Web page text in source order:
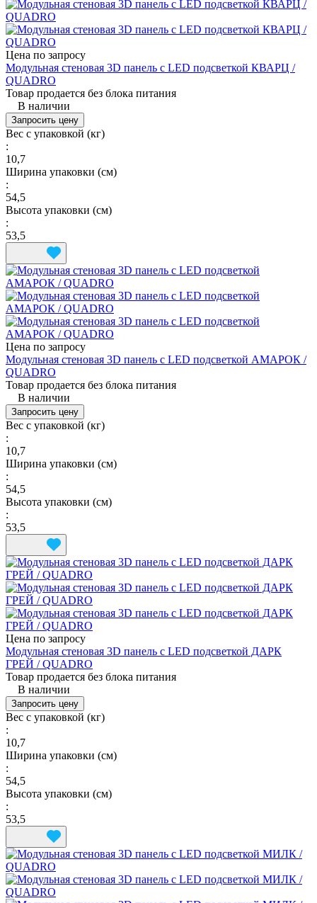
Цена по запросу
Модульная стеновая 3D панель с LED подсветкой КВАРЦ /
QUADRO
Товар продается без блока питания
В наличии
Запросить цену
Вес с упаковкой (кг)
:
10,7
Ширина упаковки (см)
:
54,5
Высота упаковки (см)
:
53,5
Цена по запросу
Модульная стеновая 3D панель с LED подсветкой АМАРОК /
QUADRO
Товар продается без блока питания
В наличии
Запросить цену
Вес с упаковкой (кг)
:
10,7
Ширина упаковки (см)
:
54,5
Высота упаковки (см)
:
53,5
Цена по запросу
Модульная стеновая 3D панель с LED подсветкой ДАРК
ГРЕЙ / QUADRO
Товар продается без блока питания
В наличии
Запросить цену
Вес с упаковкой (кг)
:
10,7
Ширина упаковки (см)
:
54,5
Высота упаковки (см)
:
53,5